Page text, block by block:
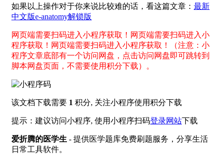
如果以上操作对于你来说比较难的话，看这篇文章： 最新
中文版e-anatomy解锁版
网页端需要扫码进入小程序获取！网页端需要扫码进入小
程序获取！网页端需要扫码进入小程序获取！（注意：小
程序文章底部有一个访问网盘，点击访问网盘即可跳转到
脚本网盘页面，不需要使用积分下载）。
该文档下载需要 1 积分, 关注小程序使用积分下载
提示：建议访问小程序, 使用小程序扫码登录网站下载
爱折腾的医学生 - 提供医学题库免费刷题服务，分享生活
日常工具软件。